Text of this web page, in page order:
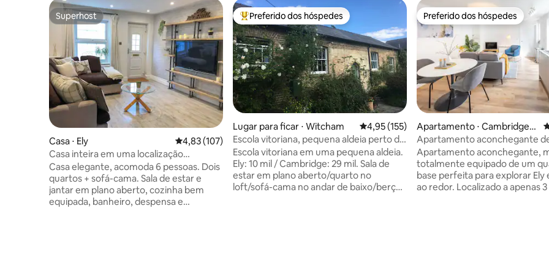
Superhost
Superhost
Casa ⋅ Ely 4,83 de uma avaliação média de 5, 107 avaliações
4,83 (107)
Casa inteira em uma localização
conveniente
Casa elegante, acomoda 6 pessoas. Dois
quartos + sofá-cama. Sala de estar e
jantar em plano aberto, cozinha bem
equipada, banheiro, despensa e
Entre os melhores preferidos dos hóspedes
Preferido dos hóspedes
Lugar para ficar ⋅ Witcham 4,95 de uma avaliação média de 5, 155
4,95 (155)
Escola vitoriana, pequena aldeia perto de
Ely
Escola vitoriana em uma pequena aldeia.
Ely: 10 mil / Cambridge: 29 mil. Sala de
estar em plano aberto/quarto no
loft/sofá-cama no andar de baixo/berço
Preferido dos hóspedes
Preferido dos hóspedes
Apartamento ⋅ Cambridges
hire
Apartamento aconchegante
quarto perto da Catedral de
Riverside
Apartamento aconchegante,
totalmente equipado de um
base perfeita para explorar Ely
ao redor. Localizado a apenas